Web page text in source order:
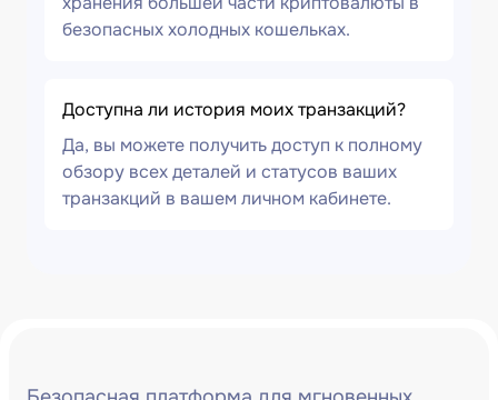
безопасных холодных кошельках.
Доступна ли история моих транзакций?
Да, вы можете получить доступ к полному
обзору всех деталей и статусов ваших
транзакций в вашем личном кабинете.